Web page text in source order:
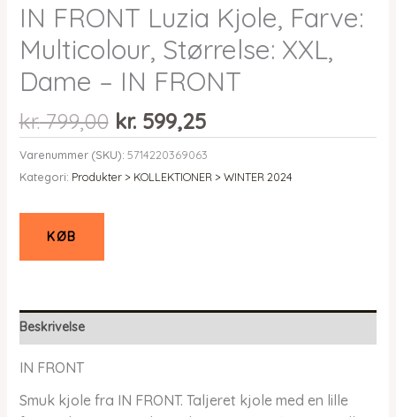
IN FRONT Luzia Kjole, Farve:
Multicolour, Størrelse: XXL,
Dame – IN FRONT
kr.799,00 Den
oprindelige
pris
var:
kr.599,25Den
aktuelle
pris
er:
Varenummer (SKU): 5714220369063
Kategori: Produkter > KOLLEKTIONER > WINTER 2024
KØB
Beskrivelse
IN FRONT
Smuk kjole fra IN FRONT. Taljeret kjole med en lille